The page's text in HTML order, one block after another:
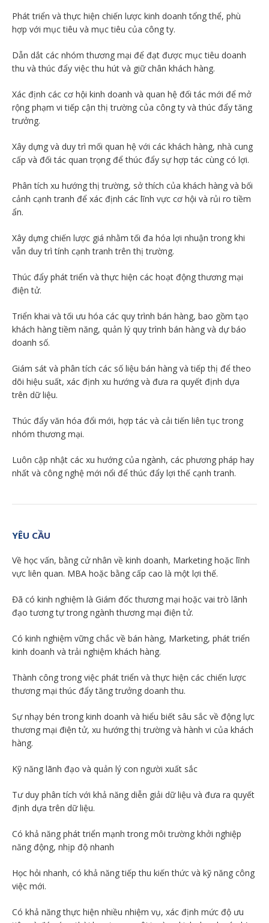
Phát triển và thực hiện chiến lược kinh doanh tổng thể, phù
hợp với mục tiêu và mục tiêu của công ty.
Dẫn dắt các nhóm thương mại để đạt được mục tiêu doanh
thu và thúc đẩy việc thu hút và giữ chân khách hàng.
Xác định các cơ hội kinh doanh và quan hệ đối tác mới để mở
rộng phạm vi tiếp cận thị trường của công ty và thúc đẩy tăng
trưởng.
Xây dựng và duy trì mối quan hệ với các khách hàng, nhà cung
cấp và đối tác quan trọng để thúc đẩy sự hợp tác cùng có lợi.
Phân tích xu hướng thị trường, sở thích của khách hàng và bối
cảnh cạnh tranh để xác định các lĩnh vực cơ hội và rủi ro tiềm
ẩn.
Xây dựng chiến lược giá nhằm tối đa hóa lợi nhuận trong khi
vẫn duy trì tính cạnh tranh trên thị trường.
Thúc đẩy phát triển và thực hiện các hoạt động thương mại
điện tử.
Triển khai và tối ưu hóa các quy trình bán hàng, bao gồm tạo
khách hàng tiềm năng, quản lý quy trình bán hàng và dự báo
doanh số.
Giám sát và phân tích các số liệu bán hàng và tiếp thị để theo
dõi hiệu suất, xác định xu hướng và đưa ra quyết định dựa
trên dữ liệu.
Thúc đẩy văn hóa đổi mới, hợp tác và cải tiến liên tục trong
nhóm thương mại.
Luôn cập nhật các xu hướng của ngành, các phương pháp hay
nhất và công nghệ mới nổi để thúc đẩy lợi thế cạnh tranh.
YÊU CẦU
Về học vấn, bằng cử nhân về kinh doanh, Marketing hoặc lĩnh
vực liên quan. MBA hoặc bằng cấp cao là một lợi thế.
Đã có kinh nghiệm là Giám đốc thương mại hoặc vai trò lãnh
đạo tương tự trong ngành thương mại điện tử.
Có kinh nghiệm vững chắc về bán hàng, Marketing, phát triển
kinh doanh và trải nghiệm khách hàng.
Thành công trong việc phát triển và thực hiện các chiến lược
thương mại thúc đẩy tăng trưởng doanh thu.
Sự nhạy bén trong kinh doanh và hiểu biết sâu sắc về động lực
thương mại điện tử, xu hướng thị trường và hành vi của khách
hàng.
Kỹ năng lãnh đạo và quản lý con người xuất sắc
Tư duy phân tích với khả năng diễn giải dữ liệu và đưa ra quyết
định dựa trên dữ liệu.
Có khả năng phát triển mạnh trong môi trường khởi nghiệp
năng động, nhịp độ nhanh
Học hỏi nhanh, có khả năng tiếp thu kiến thức và kỹ năng công
việc mới.
Có khả năng thực hiện nhiều nhiệm vụ, xác định mức độ ưu